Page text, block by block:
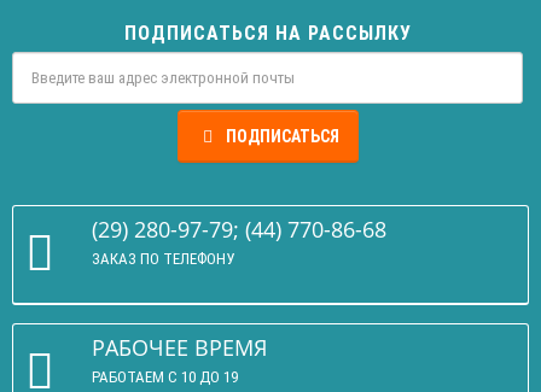
ПОДПИСАТЬСЯ НА РАССЫЛКУ
ПОДПИСАТЬСЯ
(29) 280-97-79; (44) 770-86-68
ЗАКАЗ ПО ТЕЛЕФОНУ
РАБОЧЕЕ ВРЕМЯ
РАБОТАЕМ С 10 ДО 19